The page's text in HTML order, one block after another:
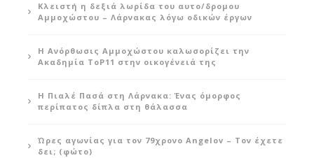
Κλειστή η δεξιά λωρίδα του αυτο/δρομου
Αμμοχώστου – Λάρνακας λόγω οδικών έργων
Η Ανόρθωσις Αμμοχώστου καλωσορίζει την
Ακαδημία ToP11 στην οικογένειά της
Η Πιαλέ Πασά στη Λάρνακα: Ένας όμορφος
περίπατος δίπλα στη θάλασσα
Ώρες αγωνίας για τον 79χρονο Angelov – Τον έχετε
δει; (φώτο)